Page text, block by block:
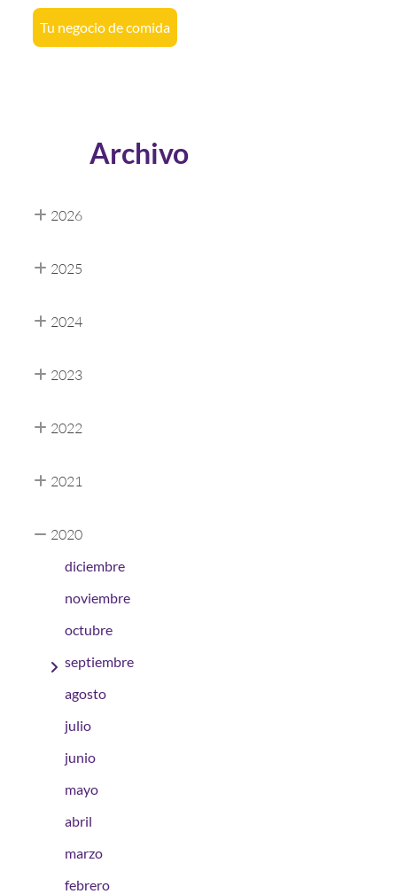
Tu negocio de comida
Archivo
2026
2025
2024
2023
2022
2021
2020
diciembre
noviembre
octubre
septiembre
agosto
julio
junio
mayo
abril
marzo
febrero